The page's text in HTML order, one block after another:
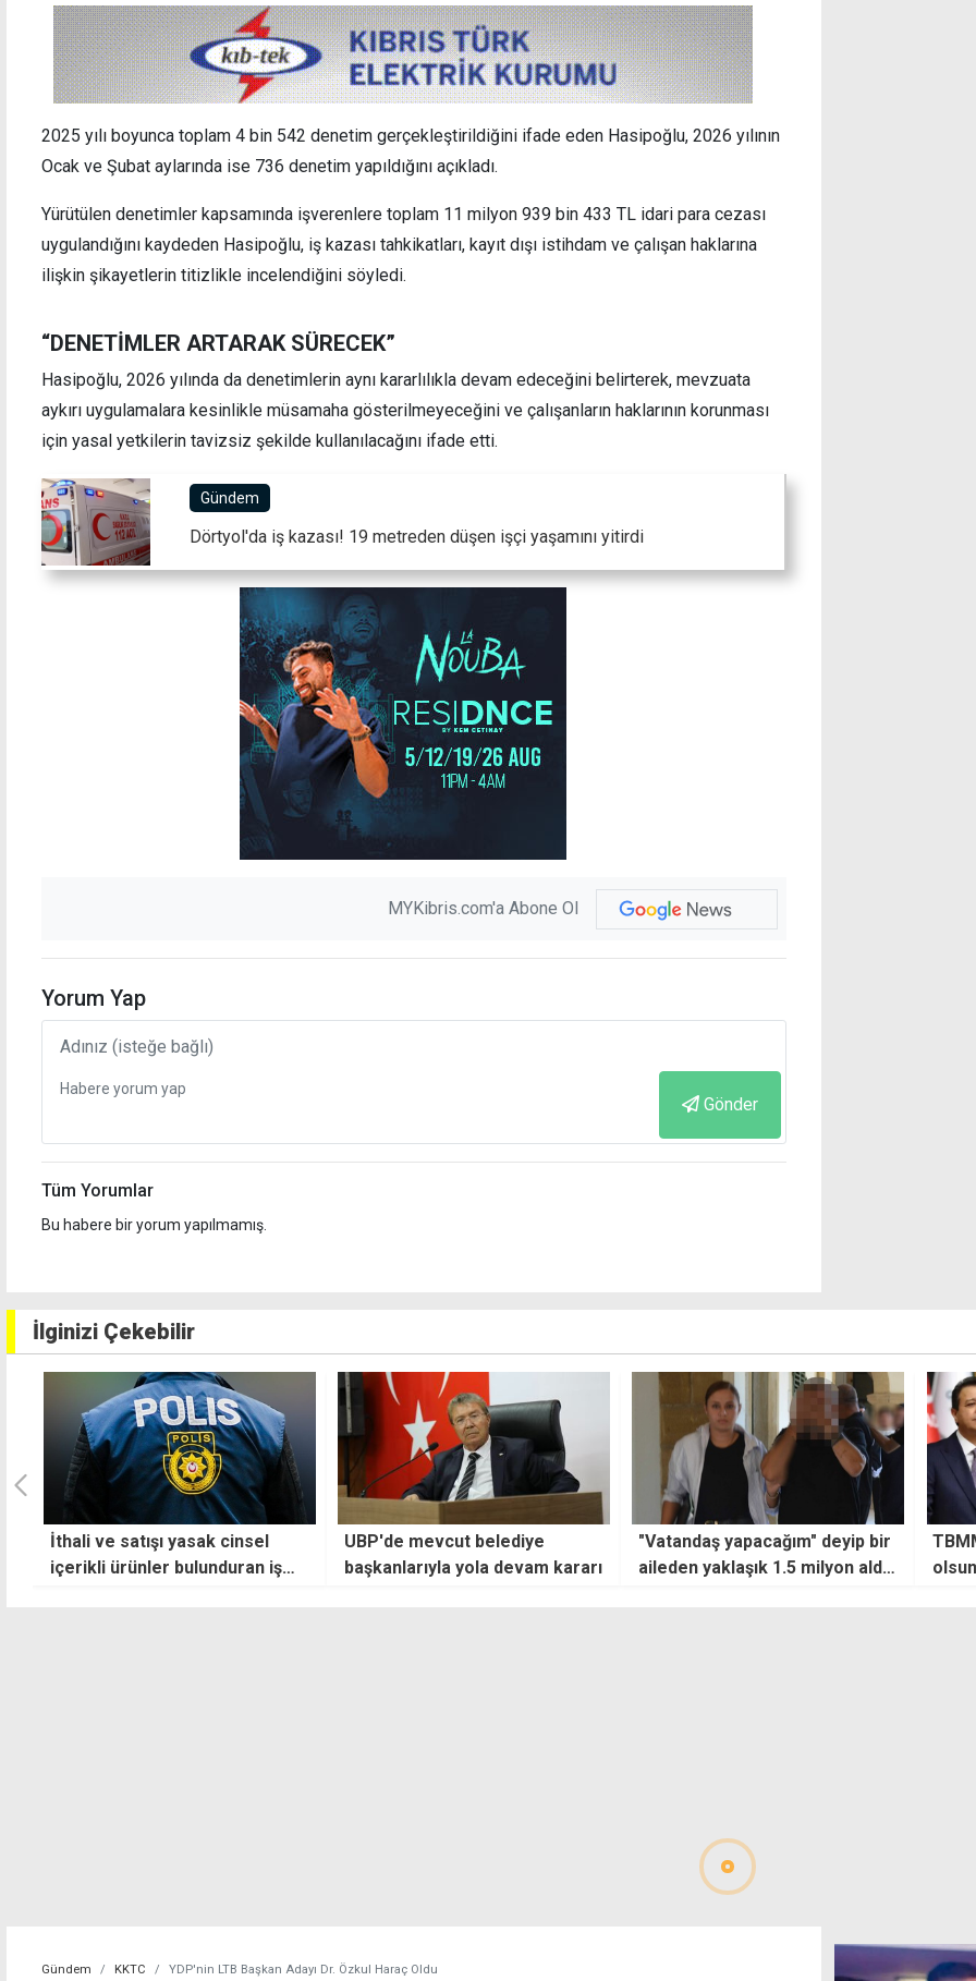
2025 yılı boyunca toplam 4 bin 542 denetim gerçekleştirildiğini ifade eden Hasipoğlu, 2026 yılının
Ocak ve Şubat aylarında ise 736 denetim yapıldığını açıkladı.
Yürütülen denetimler kapsamında işverenlere toplam 11 milyon 939 bin 433 TL idari para cezası
uygulandığını kaydeden Hasipoğlu, iş kazası tahkikatları, kayıt dışı istihdam ve çalışan haklarına
ilişkin şikayetlerin titizlikle incelendiğini söyledi.
“DENETİMLER ARTARAK SÜRECEK”
Hasipoğlu, 2026 yılında da denetimlerin aynı kararlılıkla devam edeceğini belirterek, mevzuata
aykırı uygulamalara kesinlikle müsamaha gösterilmeyeceğini ve çalışanların haklarının korunması
için yasal yetkilerin tavizsiz şekilde kullanılacağını ifade etti.
Gündem
Dörtyol'da iş kazası! 19 metreden düşen işçi yaşamını yitirdi
MYKibris.com'a Abone Ol
Yorum Yap
Gönder
Tüm Yorumlar
Bu habere bir yorum yapılmamış.
İlginizi Çekebilir
UBP'de mevcut belediye
başkanlarıyla yola devam kararı
"Vatandaş yapacağım" deyip bir
aileden yaklaşık 1.5 milyon aldı:
TBMM'de ''KKTC'nin adı KTC
olsun'' önerisi reddedildi
Gündem KKTC YDP'nin LTB Başkan Adayı Dr. Özkul Haraç Oldu